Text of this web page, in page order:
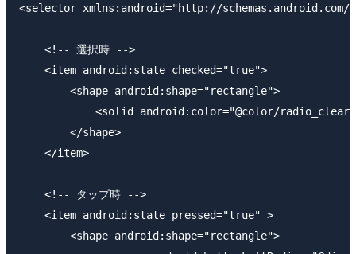
<selector xmlns:android="http://schemas.android.com/
    <!-- 選択時 -->
    <item android:state_checked="true">
        <shape android:shape="rectangle">
<solid android:color="@color/
        </shape>
    </item>
    <!-- タップ時 -->
    <item android:state_pressed="true" >
        <shape android:shape="rectangle">